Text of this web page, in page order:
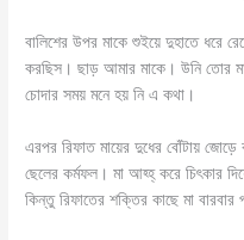
বালিশের উপর মাকে শুইয়ে দুহাতে ধরে
করছিস। ছাড় আমার মাকে। উনি তোর
চোদার সময় মনে হয় নি এ কথা।
এরপর রিফাত মায়ের দুধের বোঁটায়
ছেলের কর্মফল। মা আহ্হ্ করে চিৎকার
কিন্তু রিফাতের শক্তির কাছে মা